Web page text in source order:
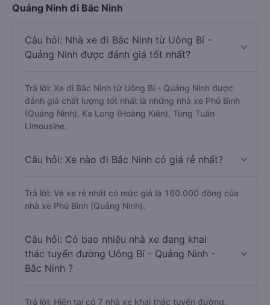
Quảng Ninh đi Bắc Ninh
Câu hỏi: Nhà xe đi Bắc Ninh từ Uông Bí -
Quảng Ninh được đánh giá tốt nhất?
Trả lời: Xe đi Bắc Ninh từ Uông Bí - Quảng Ninh được
đánh giá chất lượng tốt nhất là những nhà xe Phú Bình
(Quảng Ninh), Ka Long (Hoàng Kiên), Tùng Tuấn
Limousine.
Câu hỏi: Xe nào đi Bắc Ninh có giá rẻ nhất?
Trả lời: Vé xe rẻ nhất có mức giá là 160.000 đồng của
nhà xe Phú Bình (Quảng Ninh).
Câu hỏi: Có bao nhiêu nhà xe đang khai
thác tuyến đường Uông Bí - Quảng Ninh -
Bắc Ninh ?
Trả lời: Hiện tại có 7 nhà xe khai thác tuyến đường.